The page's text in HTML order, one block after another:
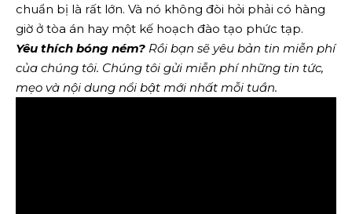
chuẩn bị là rất lớn. Và nó không đòi hỏi phải có hàng
giờ ở tòa án hay một kế hoạch đào tạo phức tạp.
Yêu thích bóng ném? Rồi bạn sẽ yêu bản tin miễn phí
của chúng tôi. Chúng tôi gửi miễn phí những tin tức,
mẹo và nội dung nổi bật mới nhất mỗi tuần.